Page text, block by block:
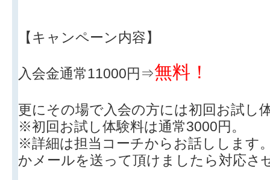
【キャンペーン内容】
入会金通常11000円⇒無料！
更にその場で入会の方には初回お試し
※初回お試し体験料は通常3000円。
※詳細は担当コーチからお話しします
かメールを送って頂けましたら対応さ